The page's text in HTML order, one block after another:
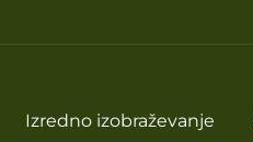
Izredno izobraževanje